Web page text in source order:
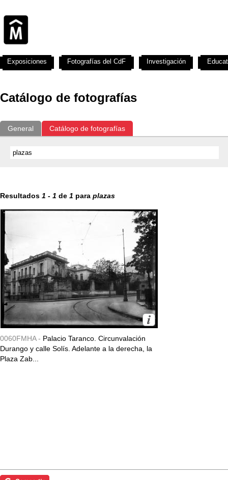
Catálogo de fotografías
General Catálogo de fotografías
Resultados 1 - 1 de 1 para plazas
0060FMHA - Palacio Taranco. Circunvalación
Durango y calle Solís. Adelante a la derecha, la
Plaza Zab...
Exposiciones Fotografías del CdF Investigación